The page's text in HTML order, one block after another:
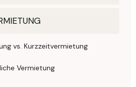
vs. Kurzzeitvermietung
Vermietung